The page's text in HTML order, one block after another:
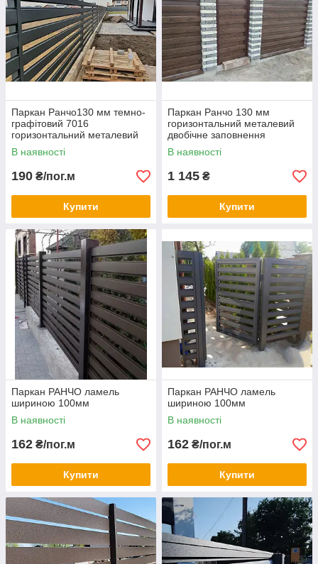
Паркан Ранчо130 мм темно-
графітовий 7016
горизонтальний металевий
односторонній заповнення
В наявності
190 ₴/пог.м
Купити
Паркан Ранчо 130 мм
горизонтальний металевий
двобічне заповнення
В наявності
1 145 ₴
Купити
Паркан РАНЧО ламель
шириною 100мм
В наявності
162 ₴/пог.м
Купити
Паркан РАНЧО ламель
шириною 100мм
В наявності
162 ₴/пог.м
Купити